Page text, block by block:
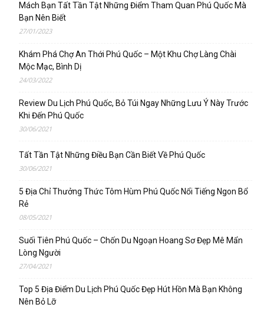
Mách Bạn Tất Tần Tật Những Điểm Tham Quan Phú Quốc Mà
Bạn Nên Biết
27/01/2023
Khám Phá Chợ An Thới Phú Quốc – Một Khu Chợ Làng Chài
Mộc Mạc, Bình Dị
24/03/2022
Review Du Lịch Phú Quốc, Bỏ Túi Ngay Những Lưu Ý Này Trước
Khi Đến Phú Quốc
30/06/2021
Tất Tần Tật Những Điều Bạn Cần Biết Về Phú Quốc
30/06/2021
5 Địa Chỉ Thưởng Thức Tôm Hùm Phú Quốc Nổi Tiếng Ngon Bổ
Rẻ
08/05/2021
Suối Tiên Phú Quốc – Chốn Du Ngoạn Hoang Sơ Đẹp Mê Mẩn
Lòng Người
27/04/2021
Top 5 Địa Điểm Du Lịch Phú Quốc Đẹp Hút Hồn Mà Bạn Không
Nên Bỏ Lỡ